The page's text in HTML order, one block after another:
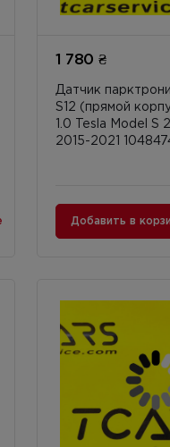
1 780 ₴
Датчик
S12 (прямой
1.0 Tesla Model S
2015-2021
Добавить в